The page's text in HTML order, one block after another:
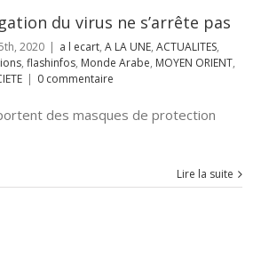
du virus ne s’arrête pas
2020 | a l ecart, A LA UNE, ACTUALITES,
, flashinfos, Monde Arabe, MOYEN ORIENT,
| 0 commentaire
des masques de protection
Lire la suite